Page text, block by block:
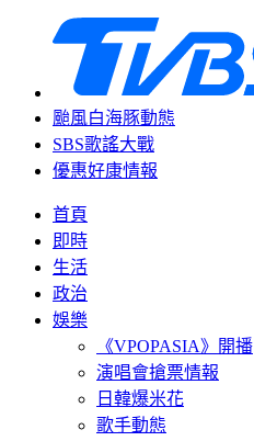
颱風白海豚動態
SBS歌謠大戰
優惠好康情報
首頁
即時
生活
政治
娛樂
《VPOPASIA》開播
演唱會搶票情報
日韓爆米花
歌手動態